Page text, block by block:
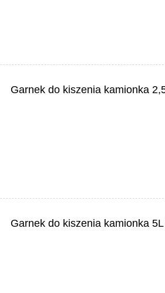
Garnek do kiszenia kamionka
Garnek do kiszenia kamionka